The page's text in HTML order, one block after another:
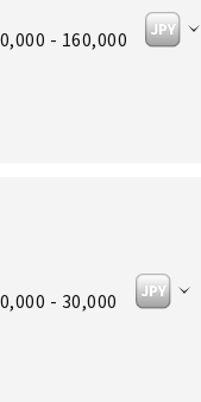
- 160,000
- 30,000